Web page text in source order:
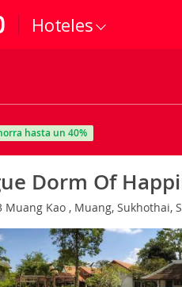
Hoteles
hasta un 40%
Dorm Of
Muang Kao , Muang, Sukhothai,